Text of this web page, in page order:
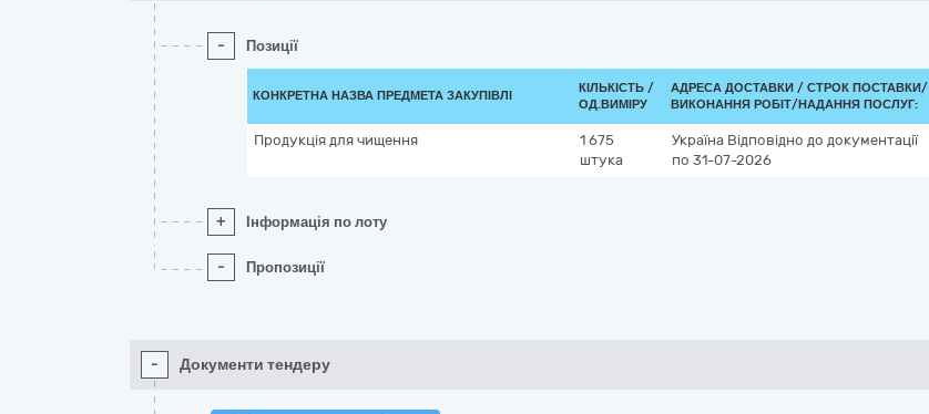
- Позиції
КОНКРЕТНА НАЗВА ПРЕДМЕТА ЗАКУПІВЛІ
КІЛЬКІСТЬ /
ОД.ВИМІРУ
АДРЕСА ДОСТАВКИ / СТРОК ПОСТАВКИ/
ВИКОНАННЯ РОБІТ/НАДАННЯ ПОСЛУГ:
Продукція для чищення
1 675
штука
Україна Відповідно до документації
по 31-07-2026
+ Інформація по лоту
- Пропозиції
- Документи тендеру